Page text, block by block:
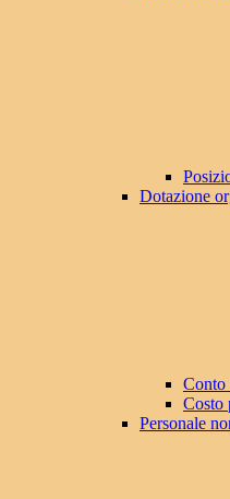
Dotazione
Conto
Costo
Personale